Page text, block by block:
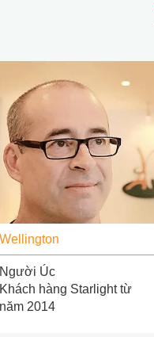
Wellington
Người Úc
Khách hàng Starlight từ
năm 2014